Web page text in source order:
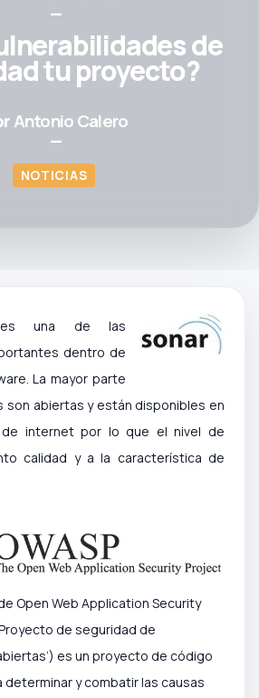
—
de
tu proyecto?
Antonio Calero
—
NOTICIAS
es una de las
dentro de
La mayor parte
son abiertas y están disponibles en
internet por lo que el nivel de
calidad y a la característica de
Open Web Application Security
de seguridad de
es un proyecto de código
y combatir las causas